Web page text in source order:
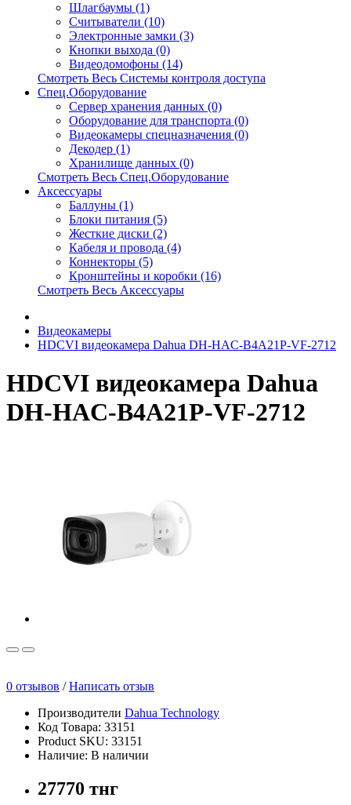
Шлагбаумы (1)
Считыватели (10)
Электронные замки (3)
Кнопки выхода (0)
Видеодомофоны (14)
Смотреть Весь Системы контроля доступа
Спец.Оборудование
Сервер хранения данных (0)
Оборудование для транспорта (0)
Видеокамеры спецназначения (0)
Декодер (1)
Хранилище данных (0)
Смотреть Весь Спец.Оборудование
Аксессуары
Баллуны (1)
Блоки питания (5)
Жесткие диски (2)
Кабеля и провода (4)
Коннекторы (5)
Кронштейны и коробки (16)
Смотреть Весь Аксессуары
Видеокамеры
HDCVI видеокамера Dahua DH-HAC-B4A21P-VF-2712
HDCVI видеокамера Dahua
DH-HAC-B4A21P-VF-2712
0 отзывов /Написать отзыв
Производители Dahua Technology
Код Товара: 33151
Product SKU: 33151
Наличие: В наличии
27770 тнг